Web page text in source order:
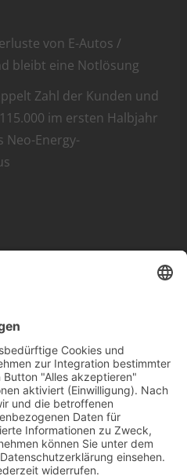
von E-Autos /
bleibt eine Notlösung
Zahl der Kunden und
im ersten Halbjahr
Energy-